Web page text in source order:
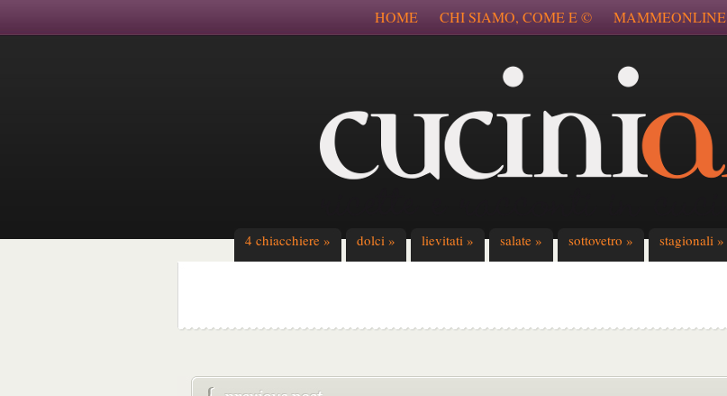
HOME CHI SIAMO, COME E © MAMMEONLINE
4 chiacchiere » dolci » lievitati » salate » sottovetro » stagionali »